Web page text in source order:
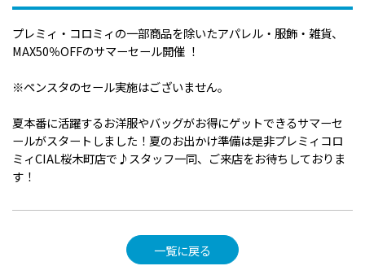
プレミィ・コロミィの一部商品を除いたアパレル・服飾・雑貨、
MAX50％OFFのサマーセール開催 ！
※ペンスタのセール実施はございません。
夏本番に活躍するお洋服やバッグがお得にゲットできるサマーセ
ールがスタートしました！夏のお出かけ準備は是非プレミィコロ
ミィCIAL桜木町店で♪スタッフ一同、ご来店をお待ちしておりま
す！
一覧に戻る